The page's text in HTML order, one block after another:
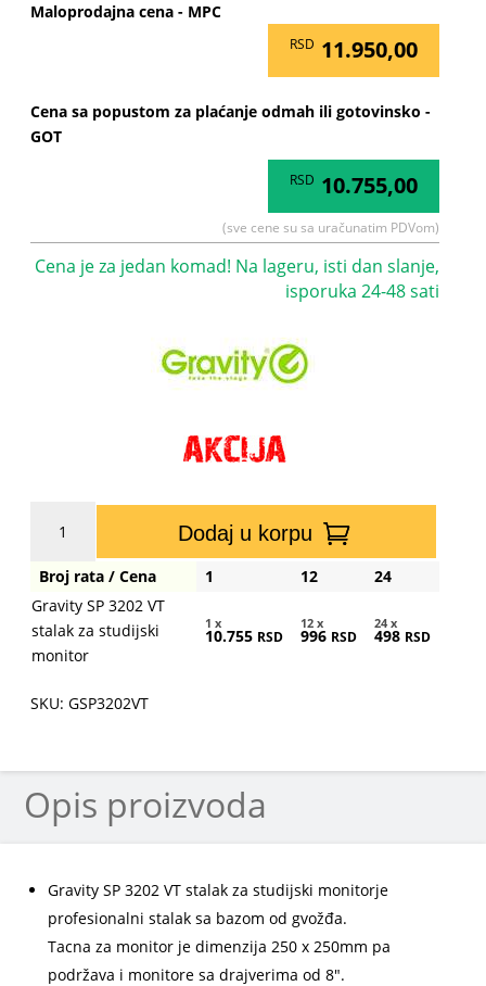
Maloprodajna cena - MPC
RSD 11.950,00
Cena sa popustom za plaćanje odmah ili gotovinsko -
GOT
RSD 10.755,00
(sve cene su sa uračunatim PDVom)
Cena je za jedan komad! Na lageru, isti dan slanje,
isporuka 24-48 sati
VT
stalak
za
studijski
količina
Dodaj u korpu
Broj rata / Cena 1 12
24
Gravity SP 3202 VT
stalak za studijski
monitor
1 x
10.755 RSD
12 x
996 RSD
24 x
498 RSD
SKU: GSP3202VT
Opis proizvoda
Gravity SP 3202 VT stalak za studijski monitorje
profesionalni stalak sa bazom od gvožđa.
Tacna za monitor je dimenzija 250 x 250mm pa
podržava i monitore sa drajverima od 8".